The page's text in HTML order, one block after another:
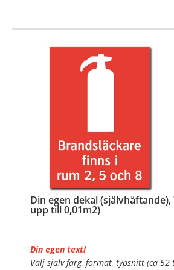
Din egen dekal
upp till 0,01m2)
Din egen text!
Välj själv färg, format, typsnitt (ca 52